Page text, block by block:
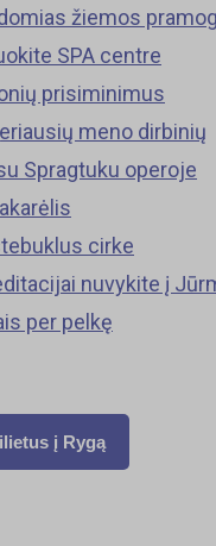
žiemos
SPA centre
prisiminimus
meno dirbinių
Spragtuku operoje
cirke
nuvykite į
per pelkę
į Rygą